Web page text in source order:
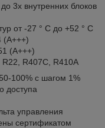
3х внутренних блоков
от -27 ° C до +52 ° C
(А+++)
(А+++)
R407C, R410A
100% с шагом 1%
доступа
управления
сертификатом